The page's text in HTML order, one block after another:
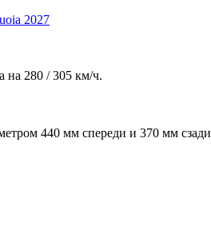
2027
на 280 / 305 км/ч.
440 мм спереди и 370 мм сзади